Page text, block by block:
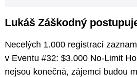
Lukáš Záškodný
Necelých 1.000 registrací
v Eventu #32: $3.000 No-Limit
nejsou konečná, zájemci budou